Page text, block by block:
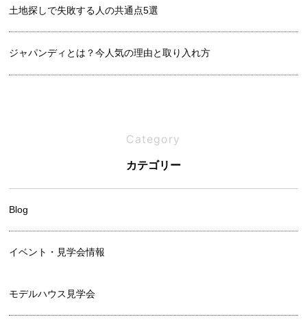
土地探しで失敗する人の共通点5選
ジャパンディとは？今人気の理由と取り入れ方
吹き抜けは寒い？メリットと後悔しないための設計ポイント
Category
カテゴリー
Blog
イベント・見学会情報
モデルハウス見学会